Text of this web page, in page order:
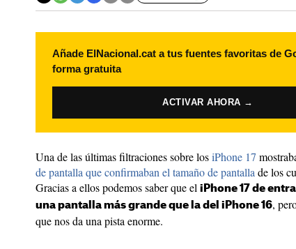
Añade ElNacional.cat a tus fuentes favoritas de
forma gratuita
ACTIVAR AHORA →
Una de las últimas filtraciones sobre losiPhone 17
de pantalla que confirmaban el tamaño de pantalla de los
Gracias a ellos podemos saber que el iPhone 17 de
una pantalla más grande que la del iPhone 16,
que nos da una pista enorme.